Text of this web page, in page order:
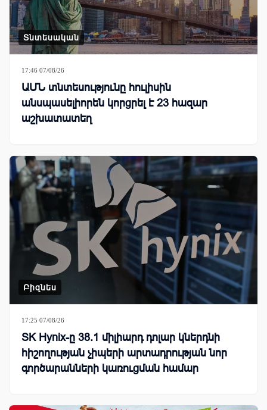
Տնտեսական
17:46 07/08/26
ԱՄՆ տնտեսությունը հուլիսին
անսպասելիորեն կորցրել է 23 հազար
աշխատատեղ
Բիզնես
17:25 07/08/26
SK Hynix-ը 38.1 միլիարդ դոլար կներդնի
հիշողության չիպերի արտադրության նոր
գործարանների կառուցման համար